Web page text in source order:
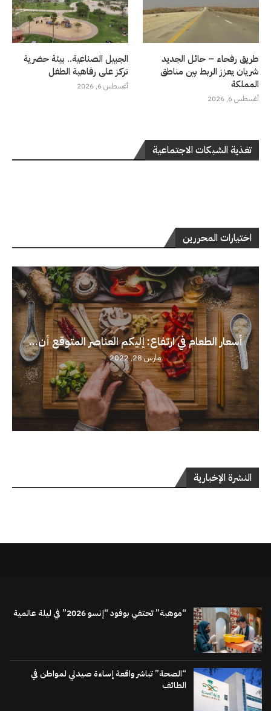
طريق رفحاء – حائل الجديد
شريان يعزز الربط بين مناطق
المملكة
أغسطس 6, 2026
الجبيل الصناعية.. بيئة حضرية
تركز على رفاهية الطفل
أغسطس 6, 2026
تغذية الشبكات الاجتماعية
اختيارات المحررين
أسعار الطعام في ارتفاع: إليكم العناصر المتوقع أن...
مارس 28, 2022
النشرة الإخبارية
“موهبة” تحتفي بوفود “إنسو 2026” في ليلة عالمية
“الصحة” تباشر واقعة إساءة صيدلي لمواطن في
الطائف